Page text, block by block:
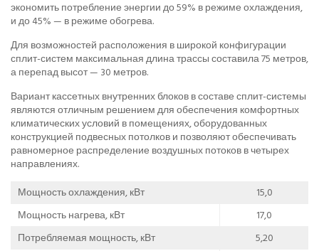
экономить потребление энергии до 59% в режиме охлаждения,
и до 45% — в режиме обогрева.
Для возможностей расположения в широкой конфигурации
сплит-систем максимальная длина трассы составила 75 метров,
а перепад высот — 30 метров.
Вариант кассетных внутренних блоков в составе сплит-системы
являются отличным решением для обеспечения комфортных
климатических условий в помещениях, оборудованных
конструкцией подвесных потолков и позволяют обеспечивать
равномерное распределение воздушных потоков в четырех
направлениях.
Мощность охлаждения, кВт
15,0
Мощность нагрева, кВт
17,0
Потребляемая мощность, кВт
5,20